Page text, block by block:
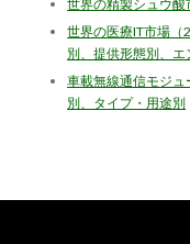
世界の精製シュウ酸
世界の医療IT市場（
別、提供形態別、
車載無線通信モジ
別、タイプ・用途別